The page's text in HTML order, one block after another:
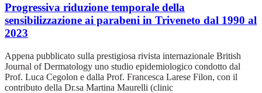
Progressiva riduzione temporale della
sensibilizzazione ai parabeni in Triveneto dal 1990 al
2023
Appena pubblicato sulla prestigiosa rivista internazionale British
Journal of Dermatology uno studio epidemiologico condotto dal
Prof. Luca Cegolon e dalla Prof. Francesca Larese Filon, con il
contributo della Dr.sa Martina Maurelli (clinic